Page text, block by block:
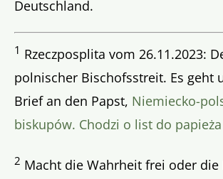
Deutschland.
1 Rzeczposplita vom 26.11.2023:
polnischer Bischofsstreit. Es geht
Brief an den Papst, Niemiecko-
biskupów. Chodzi o list do
2 Macht die Wahrheit frei oder die